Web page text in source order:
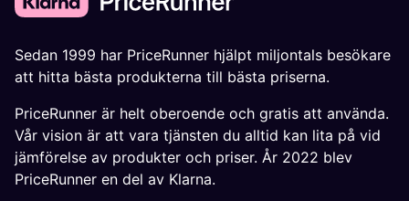
Sedan 1999 har PriceRunner hjälpt miljontals besökare
att hitta bästa produkterna till bästa priserna.
PriceRunner är helt oberoende och gratis att använda.
Vår vision är att vara tjänsten du alltid kan lita på vid
jämförelse av produkter och priser. År 2022 blev
PriceRunner en del av Klarna.